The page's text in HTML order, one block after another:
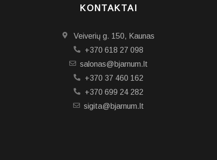
KONTAKTAI
Veiverių g. 150, Kaunas
+370 618 27 098
salonas@bjarnum.lt
+370 37 460 162
+370 699 24 282
sigita@bjarnum.lt